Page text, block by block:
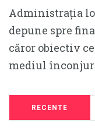
Administrația
depune spre
căror obiectiv
mediul
RECENTE